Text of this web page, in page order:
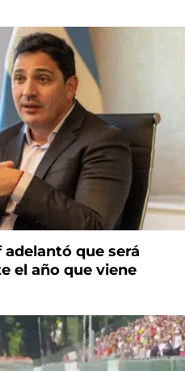
que será
el año que viene